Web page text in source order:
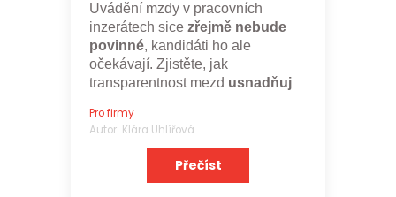
Uvádění mzdy v pracovních
inzerátech sice zřejmě nebude
povinné, kandidáti ho ale
očekávají. Zjistěte, jak
transparentnost mezd usnadňuje
zaměstnavatele.
Pro firmy
Autor: Klára Uhlířová
Přečíst